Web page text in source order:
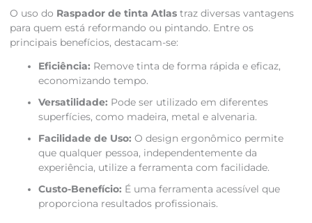
O uso do Raspador de tinta Atlastraz diversas vantagens
para quem está reformando ou pintando. Entre os
principais benefícios, destacam-se:
Eficiência: Remove tinta de forma rápida e eficaz,
economizando tempo.
Versatilidade: Pode ser utilizado em diferentes
superfícies, como madeira, metal e alvenaria.
Facilidade de Uso: O design ergonômico permite
que qualquer pessoa, independentemente da
experiência, utilize a ferramenta com facilidade.
Custo-Benefício: É uma ferramenta acessível que
proporciona resultados profissionais.